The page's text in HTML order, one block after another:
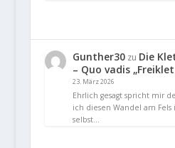
Gunther30zu Die
– Quo vadis
23. März 2026
Ehrlich gesagt spricht mir
ich diesen Wandel am
selbst…